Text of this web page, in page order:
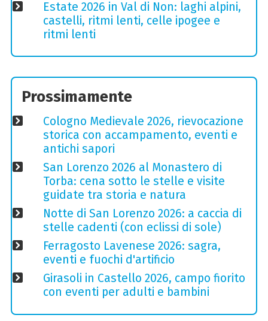
Estate 2026 in Val di Non: laghi alpini,
castelli, ritmi lenti, celle ipogee e
ritmi lenti
Prossimamente
Cologno Medievale 2026, rievocazione
storica con accampamento, eventi e
antichi sapori
San Lorenzo 2026 al Monastero di
Torba: cena sotto le stelle e visite
guidate tra storia e natura
Notte di San Lorenzo 2026: a caccia di
stelle cadenti (con eclissi di sole)
Ferragosto Lavenese 2026: sagra,
eventi e fuochi d'artificio
Girasoli in Castello 2026, campo fiorito
con eventi per adulti e bambini